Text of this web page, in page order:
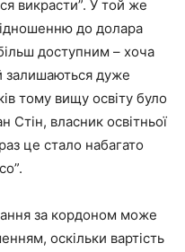
викрасти”. У той же
до долара
доступним – хоча
залишаються дуже
тому вищу освіту було
власник освітньої
це стало набагато
за кордоном може
оскільки вартість